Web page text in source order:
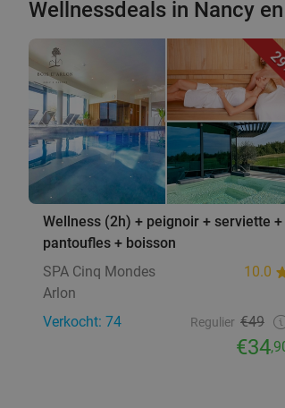
Wellnessdeals in Nancy
Wellness (2h) + peignoir + serviette +
pantoufles + boisson
SPA Cinq Mondes
10.0
Arlon
Verkocht: 74
Regulier €49
€34